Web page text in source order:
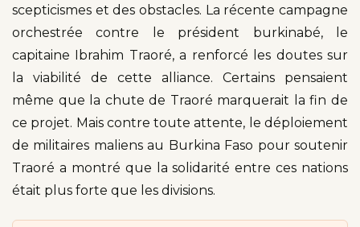
scepticismes et des obstacles. La récente campagne
orchestrée contre le président burkinabé, le
capitaine Ibrahim Traoré, a renforcé les doutes sur
la viabilité de cette alliance. Certains pensaient
même que la chute de Traoré marquerait la fin de
ce projet. Mais contre toute attente, le déploiement
de militaires maliens au Burkina Faso pour soutenir
Traoré a montré que la solidarité entre ces nations
était plus forte que les divisions.